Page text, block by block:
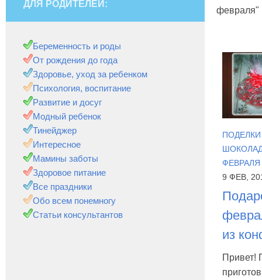
февраля"
ФЕВРАЛЯ
9 ФЕВ,
из
Привет!
ДЛЯ РОДИТЕЛЕЙ:
Беременность и роды
От рождения до года
Здоровье, уход за ребенком
Психология, воспитание
Развитие и досуг
Модный ребенок
Тинейджер
Интересное
Мамины заботы
Здоровое питание
Все праздники
Обо всем понемногу
Статьи консультантов